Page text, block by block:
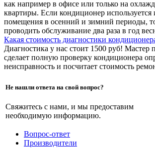
как например в офисе или только на
квартиры. Если кондиционер используется
помещения в осенний и зимний периоды,
проводить обслуживание два раза в год
Какая стоимость диагностики
Диагностика у нас стоит 1500 руб! Мастер
сделает полную проверку кондиционера
неисправность и посчитает стоимость
Не нашли ответа на свой вопрос?
Свяжитесь с нами, и мы предоставим
необходимую информацию.
Вопрос-ответ
Производители